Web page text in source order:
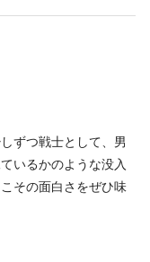
ずつ戦士として、男
いるかのような没入
その面白さをぜひ味